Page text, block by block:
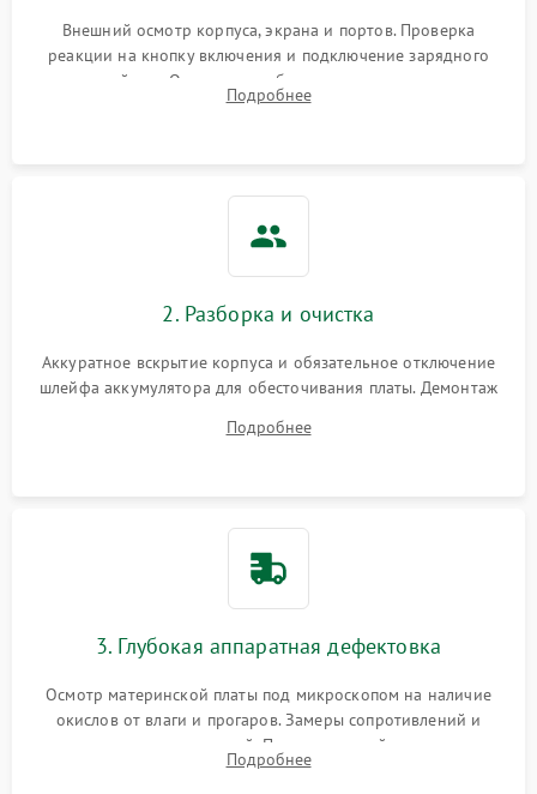
неисправности кулера
Выход из строя SSD или
HDD: медленная загрузка,
2000 ₽
Проблемы Wi‑Fi или
2500 ₽
Внешний осмотр корпуса, экрана и портов. Проверка
реакции на кнопку включения и подключение зарядного
устройства. Оценка потребления тока с помощью
лабораторного блока питания для локализации проблемы.
Подробнее
2. Разборка и очистка
Аккуратное вскрытие корпуса и обязательное отключение
шлейфа аккумулятора для обесточивания платы. Демонтаж
высохшей термопасты с кристаллов чипов.
Подробнее
3. Глубокая аппаратная дефектовка
Осмотр материнской платы под микроскопом на наличие
окислов от влаги и прогаров. Замеры сопротивлений и
дежурных напряжений. Проверка цепей питания,
мультиконтроллера, процессора и видеочипа.
Подробнее